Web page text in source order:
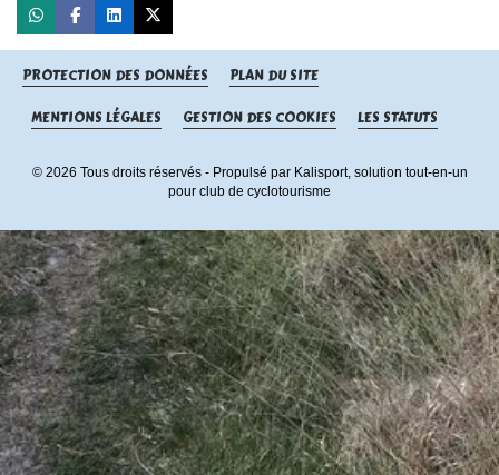
PROTECTION DES DONNÉES PLAN DU SITE
MENTIONS LÉGALES GESTION DES COOKIES LES STATUTS
© 2026 Tous droits réservés - Propulsé par Kalisport, solution tout-en-un
pour club de cyclotourisme